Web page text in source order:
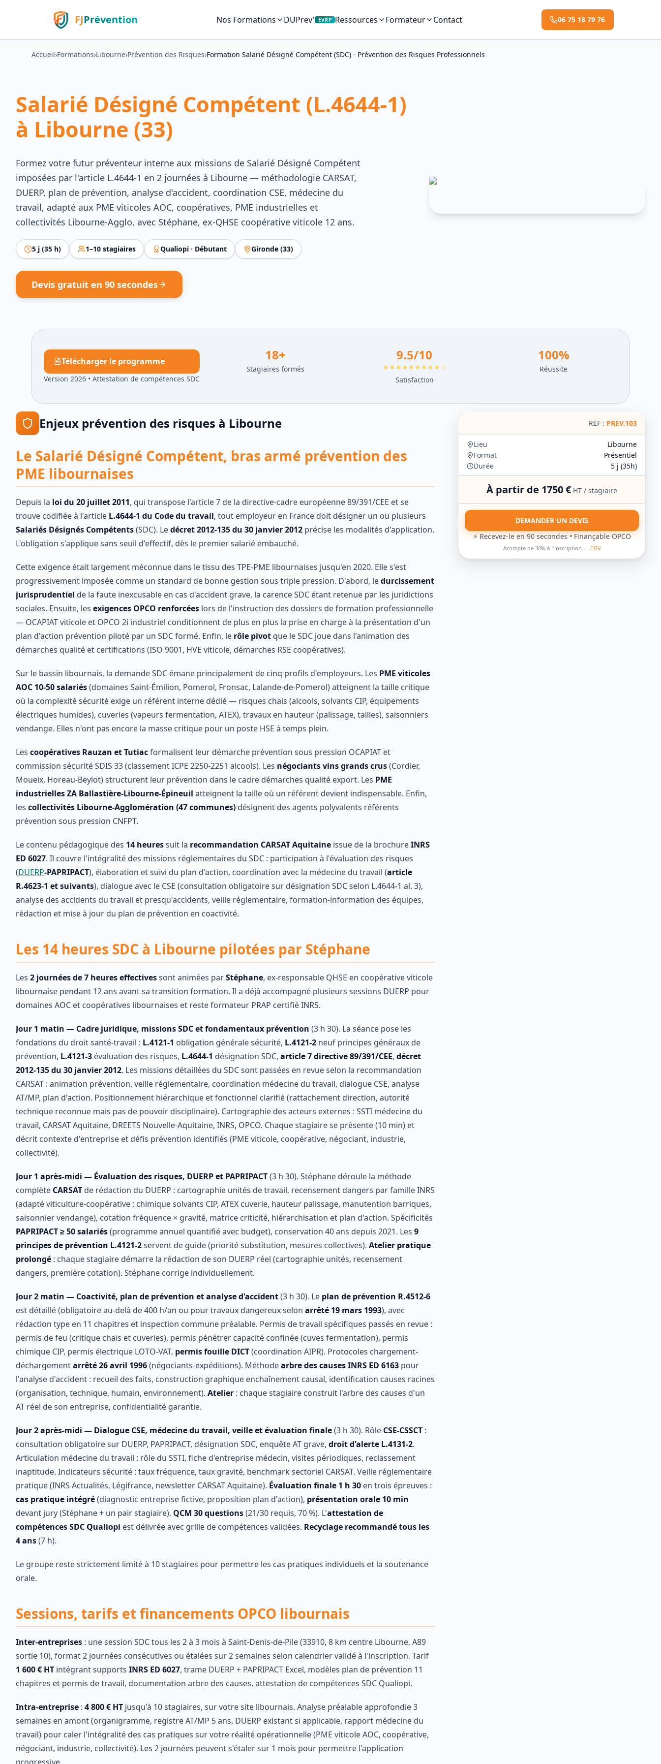
FJPrévention Nos Formations DUPrev' EVRP Ressources Formateur Contact 06 75 18 79 76
Accueil›Formations›Libourne›Prévention des Risques›Formation Salarié Désigné Compétent (SDC) - Prévention des Risques Professionnels
Salarié Désigné Compétent (L.4644-1)
à Libourne (33)
Formez votre futur préventeur interne aux missions de Salarié Désigné Compétent
imposées par l'article L.4644-1 en 2 journées à Libourne — méthodologie CARSAT,
DUERP, plan de prévention, analyse d'accident, coordination CSE, médecine du
travail, adapté aux PME viticoles AOC, coopératives, PME industrielles et
collectivités Libourne-Agglo, avec Stéphane, ex-QHSE coopérative viticole 12 ans.
5 j (35 h) 1–10 stagiaires Qualiopi · Débutant Gironde (33)
Devis gratuit en 90 secondes
Télécharger le programme
Version 2026 • Attestation de compétences SDC
18+
Stagiaires formés
9.5/10
★★★★★★★★★☆
Satisfaction
100%
Réussite
Enjeux prévention des risques à Libourne
Le Salarié Désigné Compétent, bras armé prévention des
PME libournaises
Depuis la loi du 20 juillet 2011, qui transpose l'article 7 de la directive-cadre européenne 89/391/CEE et se
trouve codifiée à l'article L.4644-1 du Code du travail, tout employeur en France doit désigner un ou plusieurs
Salariés Désignés Compétents(SDC). Ledécret 2012-135 du 30 janvier 2012 précise les modalités d'application.
L'obligation s'applique sans seuil d'effectif, dès le premier salarié embauché.
Cette exigence était largement méconnue dans le tissu des TPE-PME libournaises jusqu'en 2020. Elle s'est
progressivement imposée comme un standard de bonne gestion sous triple pression. D'abord, ledurcissement
jurisprudentiel de la faute inexcusable en cas d'accident grave, la carence SDC étant retenue par les juridictions
sociales. Ensuite, les exigences OPCO renforcées lors de l'instruction des dossiers de formation professionnelle
— OCAPIAT viticole et OPCO 2i industriel conditionnent de plus en plus la prise en charge à la présentation d'un
plan d'action prévention piloté par un SDC formé. Enfin, le rôle pivot que le SDC joue dans l'animation des
démarches qualité et certifications (ISO 9001, HVE viticole, démarches RSE coopératives).
Sur le bassin libournais, la demande SDC émane principalement de cinq profils d'employeurs. Les PME viticoles
AOC 10-50 salariés(domaines Saint-Émilion, Pomerol, Fronsac, Lalande-de-Pomerol) atteignent la taille critique
où la complexité sécurité exige un référent interne dédié — risques chais (alcools, solvants CIP, équipements
électriques humides), cuveries (vapeurs fermentation, ATEX), travaux en hauteur (palissage, tailles), saisonniers
vendange. Elles n'ont pas encore la masse critique pour un poste HSE à temps plein.
Les coopératives Rauzan et Tutiacformalisent leur démarche prévention sous pression OCAPIAT et
commission sécurité SDIS 33 (classement ICPE 2250-2251 alcools). Les négociants vins grands crus(Cordier,
Moueix, Horeau-Beylot) structurent leur prévention dans le cadre démarches qualité export. Les PME
industrielles ZA Ballastière-Libourne-Épineuil atteignent la taille où un référent devient indispensable. Enfin,
les collectivités Libourne-Agglomération (47 communes) désignent des agents polyvalents référents
prévention sous pression CNFPT.
Le contenu pédagogique des 14 heuressuit la recommandation CARSAT Aquitaine issue de la brochureINRS
ED 6027. Il couvre l'intégralité des missions réglementaires du SDC : participation à l'évaluation des risques
(DUERP-PAPRIPACT), élaboration et suivi du plan d'action, coordination avec la médecine du travail (article
R.4623-1 et suivants), dialogue avec le CSE (consultation obligatoire sur désignation SDC selon L.4644-1 al. 3),
analyse des accidents du travail et presqu'accidents, veille réglementaire, formation-information des équipes,
rédaction et mise à jour du plan de prévention en coactivité.
Les 14 heures SDC à Libourne pilotées par Stéphane
Les 2 journées de 7 heures effectivessont animées parStéphane, ex-responsable QHSE en coopérative viticole
libournaise pendant 12 ans avant sa transition formation. Il a déjà accompagné plusieurs sessions DUERP pour
domaines AOC et coopératives libournaises et reste formateur PRAP certifié INRS.
Jour 1 matin — Cadre juridique, missions SDC et fondamentaux prévention (3 h 30). La séance pose les
fondations du droit santé-travail : L.4121-1 obligation générale sécurité, L.4121-2 neuf principes généraux de
prévention, L.4121-3 évaluation des risques, L.4644-1 désignation SDC, article 7 directive 89/391/CEE, décret
2012-135 du 30 janvier 2012. Les missions détaillées du SDC sont passées en revue selon la recommandation
CARSAT : animation prévention, veille réglementaire, coordination médecine du travail, dialogue CSE, analyse
AT/MP, plan d'action. Positionnement hiérarchique et fonctionnel clarifié (rattachement direction, autorité
technique reconnue mais pas de pouvoir disciplinaire). Cartographie des acteurs externes : SSTI médecine du
travail, CARSAT Aquitaine, DREETS Nouvelle-Aquitaine, INRS, OPCO. Chaque stagiaire se présente (10 min) et
décrit contexte d'entreprise et défis prévention identifiés (PME viticole, coopérative, négociant, industrie,
collectivité).
Jour 1 après-midi — Évaluation des risques, DUERP et PAPRIPACT(3 h 30). Stéphane déroule la méthode
complète CARSAT de rédaction du DUERP : cartographie unités de travail, recensement dangers par famille INRS
(adapté viticulture-coopérative : chimique solvants CIP, ATEX cuverie, hauteur palissage, manutention barriques,
saisonnier vendange), cotation fréquence × gravité, matrice criticité, hiérarchisation et plan d'action. Spécificités
PAPRIPACT ≥ 50 salariés(programme annuel quantifié avec budget), conservation 40 ans depuis 2021. Les 9
principes de prévention L.4121-2servent de guide (priorité substitution, mesures collectives). Atelier pratique
prolongé : chaque stagiaire démarre la rédaction de son DUERP réel (cartographie unités, recensement
dangers, première cotation). Stéphane corrige individuellement.
Jour 2 matin — Coactivité, plan de prévention et analyse d'accident(3 h 30). Le plan de prévention R.4512-6
est détaillé (obligatoire au-delà de 400 h/an ou pour travaux dangereux selon arrêté 19 mars 1993), avec
rédaction type en 11 chapitres et inspection commune préalable. Permis de travail spécifiques passés en revue :
permis de feu (critique chais et cuveries), permis pénétrer capacité confinée (cuves fermentation), permis
chimique CIP, permis électrique LOTO-VAT, permis fouille DICT(coordination AIPR). Protocoles chargement-
déchargementarrêté 26 avril 1996(négociants-expéditions). Méthodearbre des causes INRS ED 6163 pour
l'analyse d'accident : recueil des faits, construction graphique enchaînement causal, identification causes racines
(organisation, technique, humain, environnement). Atelier : chaque stagiaire construit l'arbre des causes d'un
AT réel de son entreprise, confidentialité garantie.
Jour 2 après-midi — Dialogue CSE, médecine du travail, veille et évaluation finale(3 h 30). Rôle CSE-CSSCT :
consultation obligatoire sur DUERP, PAPRIPACT, désignation SDC, enquête AT grave, droit d'alerte L.4131-2.
Articulation médecine du travail : rôle du SSTI, fiche d'entreprise médecin, visites périodiques, reclassement
inaptitude. Indicateurs sécurité : taux fréquence, taux gravité, benchmark sectoriel CARSAT. Veille réglementaire
pratique (INRS Actualités, Légifrance, newsletter CARSAT Aquitaine). Évaluation finale 1 h 30 en trois épreuves :
cas pratique intégré(diagnostic entreprise fictive, proposition plan d'action), présentation orale 10 min
devant jury (Stéphane + un pair stagiaire), QCM 30 questions(21/30 requis, 70 %). L'attestation de
compétences SDC Qualiopi est délivrée avec grille de compétences validées. Recyclage recommandé tous les
4 ans(7 h).
Le groupe reste strictement limité à 10 stagiaires pour permettre les cas pratiques individuels et la soutenance
orale.
Sessions, tarifs et financements OPCO libournais
Inter-entreprises : une session SDC tous les 2 à 3 mois à Saint-Denis-de-Pile (33910, 8 km centre Libourne, A89
sortie 10), format 2 journées consécutives ou étalées sur 2 semaines selon calendrier validé à l'inscription. Tarif
1 600 € HT intégrant supports INRS ED 6027, trame DUERP + PAPRIPACT Excel, modèles plan de prévention 11
chapitres et permis de travail, documentation arbre des causes, attestation de compétences SDC Qualiopi.
Intra-entreprise : 4 800 € HT jusqu'à 10 stagiaires, sur votre site libournais. Analyse préalable approfondie 3
semaines en amont (organigramme, registre AT/MP 5 ans, DUERP existant si applicable, rapport médecine du
travail) pour caler l'intégralité des cas pratiques sur votre réalité opérationnelle (PME viticole AOC, coopérative,
négociant, industrie, collectivité). Les 2 journées peuvent s'étaler sur 1 mois pour permettre l'application
REF : PREV.103
Lieu
Libourne
Format
Présentiel
Durée
5 j (35h)
À partir de 1750€ HT / stagiaire
DEMANDER UN DEVIS
⚡ Recevez-le en 90 secondes • Finançable OPCO
Acompte de 30% à l'inscription — CGV